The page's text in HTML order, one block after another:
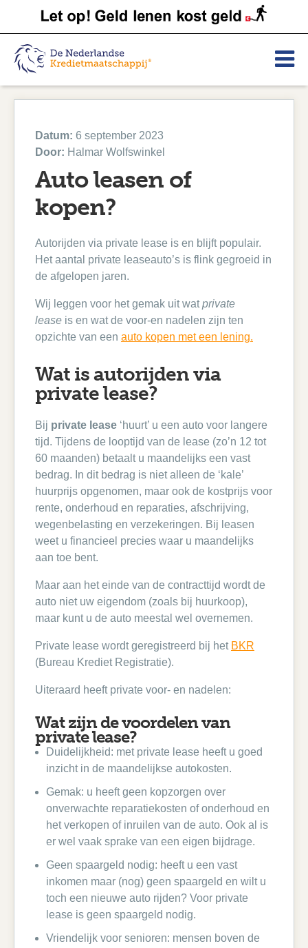
Datum: 6 september 2023
Door: Halmar Wolfswinkel
Auto leasen of
kopen?
Autorijden via private lease is en blijft populair.
Het aantal private leaseauto’s is flink gegroeid in
de afgelopen jaren.
Wij leggen voor het gemak uit watprivate
lease is en wat de voor-en nadelen zijn ten
opzichte van een auto kopen met een lening.
Wat is autorijden via
private lease?
Bij private lease ‘huurt’ u een auto voor langere
tijd. Tijdens de looptijd van de lease (zo’n 12 tot
60 maanden) betaalt u maandelijks een vast
bedrag. In dit bedrag is niet alleen de ‘kale’
huurprijs opgenomen, maar ook de kostprijs voor
rente, onderhoud en reparaties, afschrijving,
wegenbelasting en verzekeringen. Bij leasen
weet u financieel precies waar u maandelijks
aan toe bent.
Maar aan het einde van de contracttijd wordt de
auto niet uw eigendom (zoals bij huurkoop),
maar kunt u de auto meestal wel overnemen.
Private lease wordt geregistreerd bij het BKR
(Bureau Krediet Registratie).
Uiteraard heeft private voor- en nadelen:
Wat zijn de voordelen van
private lease?
Duidelijkheid: met private lease heeft u goed
inzicht in de maandelijkse autokosten.
Gemak: u heeft geen kopzorgen over
onverwachte reparatiekosten of onderhoud en
het verkopen of inruilen van de auto. Ook al is
er wel vaak sprake van een eigen bijdrage.
Geen spaargeld nodig: heeft u een vast
inkomen maar (nog) geen spaargeld en wilt u
toch een nieuwe auto rijden? Voor private
lease is geen spaargeld nodig.
Vriendelijk voor senioren: mensen boven de